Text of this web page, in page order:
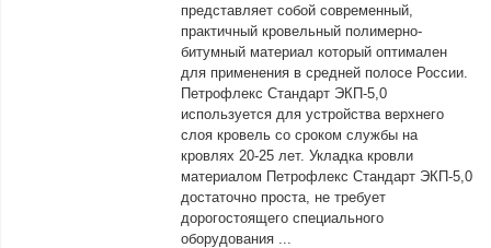
представляет собой современный,
практичный кровельный полимерно-
битумный материал который оптимален
для применения в средней полосе России.
Петрофлекс Стандарт ЭКП-5,0
используется для устройства верхнего
слоя кровель со сроком службы на
кровлях 20-25 лет. Укладка кровли
материалом Петрофлекс Стандарт ЭКП-5,0
достаточно проста, не требует
дорогостоящего специального
оборудования ...